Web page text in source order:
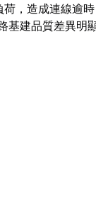
，造成連線逾
基建品質差異明